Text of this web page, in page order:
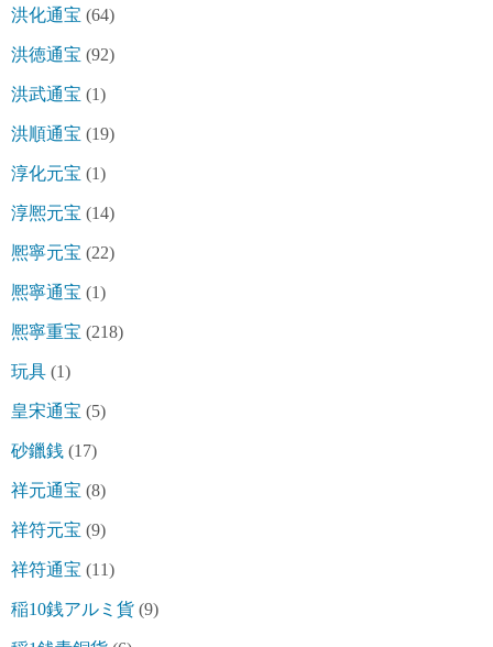
洪化通宝 (64)
洪徳通宝 (92)
洪武通宝 (1)
洪順通宝 (19)
淳化元宝 (1)
淳熈元宝 (14)
熈寧元宝 (22)
熈寧通宝 (1)
熈寧重宝 (218)
玩具 (1)
皇宋通宝 (5)
砂鑞銭 (17)
祥元通宝 (8)
祥符元宝 (9)
祥符通宝 (11)
稲10銭アルミ貨 (9)